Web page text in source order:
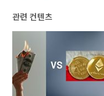
관련 컨텐츠